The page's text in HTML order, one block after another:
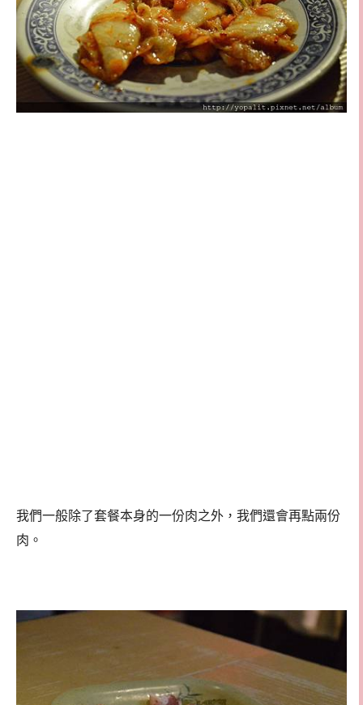
我們一般除了套餐本身的一份肉之外，我們還會再點兩份
肉。